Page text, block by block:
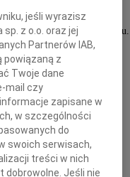
serca, talentu i patriotyzmu.
i Bliskim
współczucia
przekazują
jeśli wyrazisz
z o.o. oraz jej
Partnerów IAB,
powiązaną z
Twoje dane
mail czy
zapisane w
w szczególności
do
swoich serwisach,
treści w nich
dobrowolne. Jeśli nie